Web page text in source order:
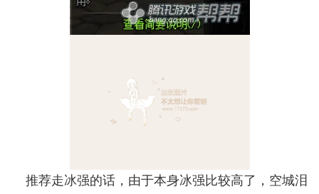
推荐走冰强的话，由于本身冰强比较高了，空城泪